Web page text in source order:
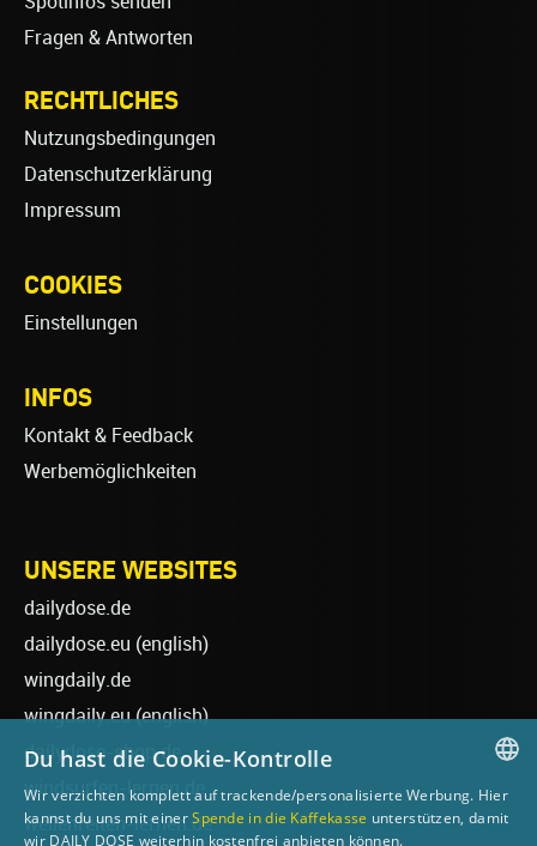
Fragen & Antworten
RECHTLICHES
Nutzungsbedingungen
Datenschutzerklärung
Impressum
COOKIES
Einstellungen
INFOS
Kontakt & Feedback
Werbemöglichkeiten
UNSERE WEBSITES
dailydose.de
dailydose.eu (english)
wingdaily.de
wingdaily.eu(english)
dailydose-shop.de
windsurfen-lernen.de
wellenreiten-lernen.de
GERMAN
Du hast die Cookie-Kontrolle
Wir verzichten komplett auf trackende/personalisierte Werbung. Hier
kannst du uns mit einerSpende in die Kaffekasse unterstützen, damit
wir DAILY DOSE weiterhin kostenfrei anbieten können.